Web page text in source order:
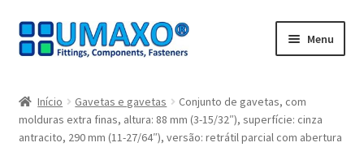
Ir
para
Saltar
para
Menu
A minha conta
Início Gavetas e gavetas
Conjunto de gavetas, com
molduras extra finas, altura: 88 mm (3-15/32″), superfície: cinza
antracito, 290 mm (11-27/64″), versão: retrátil parcial com abertura